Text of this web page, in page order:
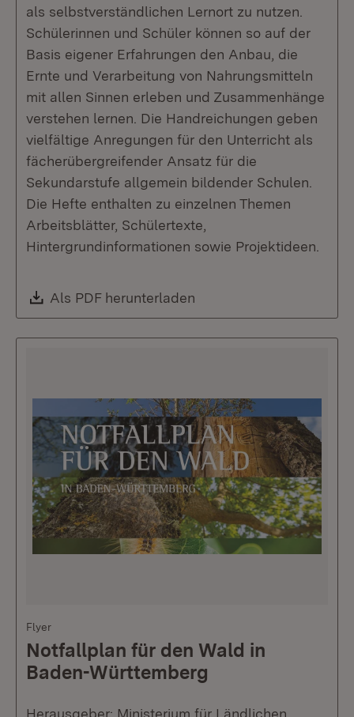
als selbstverständlichen Lernort zu nutzen.
Schülerinnen und Schüler können so auf der
Basis eigener Erfahrungen den Anbau, die
Ernte und Verarbeitung von Nahrungsmitteln
mit allen Sinnen erleben und Zusammenhänge
verstehen lernen. Die Handreichungen geben
vielfältige Anregungen für den Unterricht als
fächerübergreifender Ansatz für die
Sekundarstufe allgemein bildender Schulen.
Die Hefte enthalten zu einzelnen Themen
Arbeitsblätter, Schülertexte,
Hintergrundinformationen sowie Projektideen.
Download:
Als PDF herunterladen
Flyer
Notfallplan für den Wald in
Baden-Württemberg
Herausgeber: Ministerium für Ländlichen